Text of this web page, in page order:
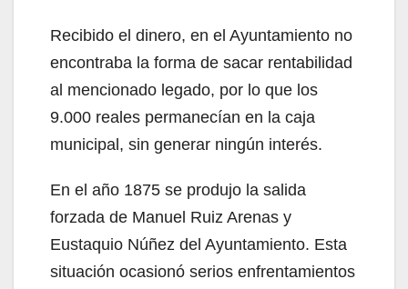
Recibido el dinero, en el Ayuntamiento no
encontraba la forma de sacar rentabilidad
al mencionado legado, por lo que los
9.000 reales permanecían en la caja
municipal, sin generar ningún interés.
En el año 1875 se produjo la salida
forzada de Manuel Ruiz Arenas y
Eustaquio Núñez del Ayuntamiento. Esta
situación ocasionó serios enfrentamientos